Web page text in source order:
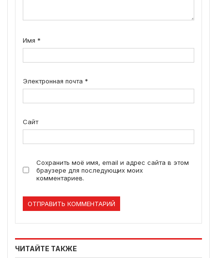
Имя *
Электронная почта *
Сайт
Сохранить моё имя, email и адрес сайта в этом
браузере для последующих моих
комментариев.
ЧИТАЙТЕ ТАКЖЕ